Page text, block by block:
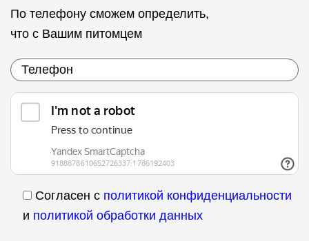
По телефону сможем определить,
что с Вашим питомцем
Согласен с политикой конфиденциальности
и политикой обработки данных